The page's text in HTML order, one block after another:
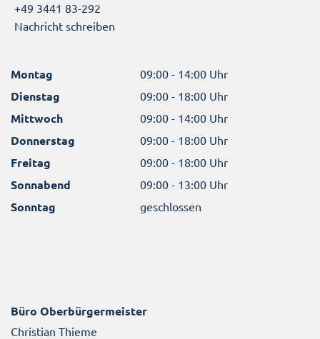
+49 3441 83-292
Nachricht schreiben
Montag 09:00 - 14:00 Uhr
Dienstag 09:00 - 18:00 Uhr
Mittwoch 09:00 - 14:00 Uhr
Donnerstag 09:00 - 18:00 Uhr
Freitag 09:00 - 18:00 Uhr
Sonnabend 09:00 - 13:00 Uhr
Sonntag geschlossen
Büro Oberbürgermeister
Christian Thieme